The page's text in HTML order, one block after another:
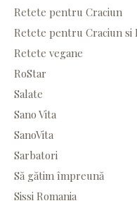
Retete pentru Craciun
Retete pentru Craciun si
Retete vegane
RoStar
Salate
Sano Vita
SanoVita
Sarbatori
Să gătim împreună
Sissi Romania